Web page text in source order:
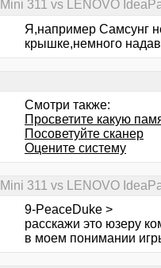
311 vs LENOVO
Я,например Самсунг
крышке,немного
Смотри также:
Просветите какую
Посоветуйте сканер
Оцените систему
311 vs LENOVO
9-PeaceDuke >
расскажи это юзеру
в моем понимании